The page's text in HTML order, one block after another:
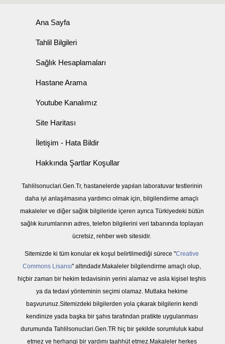
Ana Sayfa
Tahlil Bilgileri
Sağlık Hesaplamaları
Hastane Arama
Youtube Kanalımız
Site Haritası
İletişim - Hata Bildir
Hakkında Şartlar Koşullar
Tahlilsonuclari.Gen.Tr, hastanelerde yapılan laboratuvar testlerinin
daha iyi anlaşılmasına yardımcı olmak için, bilgilendirme amaçlı
makaleler ve diğer sağlık bilgileride içeren ayrıca Türkiyedeki bütün
sağlık kurumlarının adres, telefon bilgilerini veri tabanında toplayan
ücretsiz, rehber web sitesidir.
Sitemizde ki tüm konular ek koşul belirtilmediği sürece "Creative
Commons Lisansı" altındadır.Makaleler bilgilendirme amaçlı olup,
hiçbir zaman bir hekim tedavisinin yerini alamaz ve asla kişisel teşhis
ya da tedavi yönteminin seçimi olamaz. Mutlaka hekime
başvurunuz.Sitemizdeki bilgilerden yola çıkarak bilgilerin kendi
kendinize yada başka bir şahıs tarafından pratikte uygulanması
durumunda Tahlilsonuclari.Gen.TR hiç bir şekilde sorumluluk kabul
etmez ve herhangi bir yardımı taahhüt etmez.Makaleler herkes